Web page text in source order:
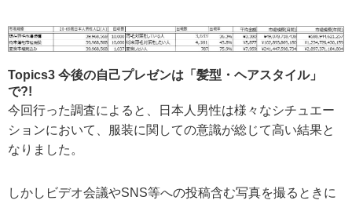
Topics3 今後の自己プレゼンは「髪型・ヘアスタイル」
で?!
今回行った調査によると、日本人男性は様々なシチュエー
ションにおいて、服装に関しての意識が総じて高い結果と
なりました。
しかしビデオ会議やSNS等への投稿含む写真を撮るときに